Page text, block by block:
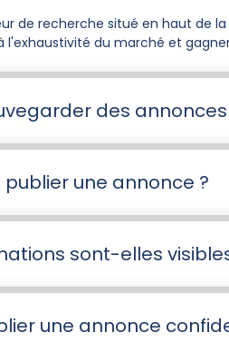
de recherche situé en haut de
l'exhaustivité du marché et
des annonces
une annonce ?
sont-elles
une annonce